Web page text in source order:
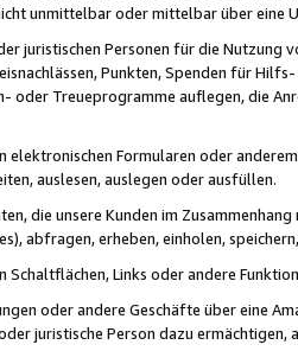
unmittelbar oder mittelbar über eine
juristischen Personen für die Nutzung
Punkten, Spenden für
oder Treueprogramme auflegen, die
elektronischen Formularen oder
auslesen, auslegen oder ausfüllen.
die unsere Kunden im
abfragen, erheben, einholen,
Schaltflächen, Links oder andere
oder andere Geschäfte über eine
juristische Person dazu